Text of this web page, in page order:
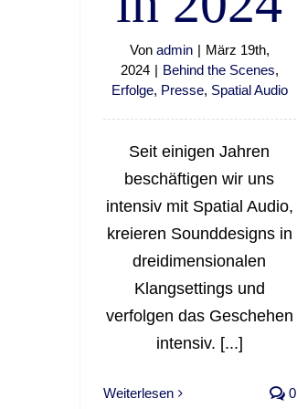
Von admin | März 19th,
2024 | Behind the Scenes,
Erfolge, Presse, Spatial Audio
Seit einigen Jahren
beschäftigen wir uns
intensiv mit Spatial Audio,
kreieren Sounddesigns in
dreidimensionalen
Klangsettings und
verfolgen das Geschehen
intensiv. [...]
Weiterlesen 0